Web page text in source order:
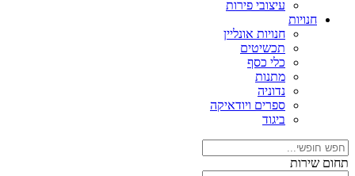
עיצובי פירות
חנויות
חנויות אונליין
תכשיטים
כלי כסף
מתנות
נדוניה
ספרים ויודאיקה
ביגוד
תחום שירות